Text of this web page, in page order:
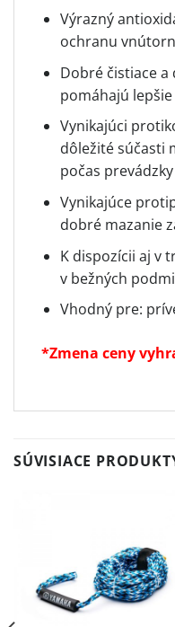
Výrazný
ochranu
Dobré čistiace
pomáhajú
Vynikajúci
dôležité súčasti
počas prevádzky
Vynikajúce
dobré mazanie
K dispozícii aj v
v bežných
Vhodný pre:
*Zmena ceny
SÚVISIACE